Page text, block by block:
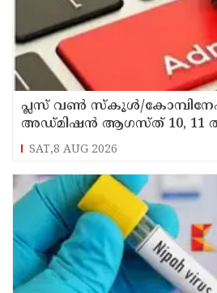
പ്ലസ് വൺ സ്‌കൂൾ/
അഡ്മിഷൻ ആഗസ്ത് 10, 11
SAT,8 AUG 2026